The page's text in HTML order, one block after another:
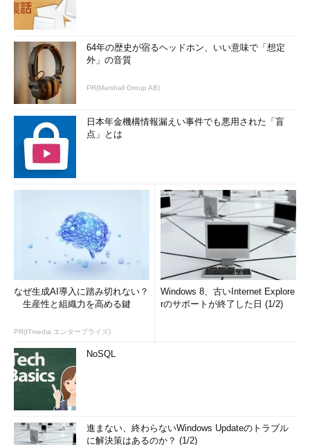
64年の歴史が宿るヘッドホン、いい意味で「想定
外」の音質
PR(Marshall Group AB)
日本年金機構情報漏えい事件でも悪用された「盲
点」とは
なぜ生成AI導入に踏み切れない？
生産性と組織力を高める鍵
PR(ITmedia エンタープライズ)
Windows 8、古いInternet Explore
rのサポートが終了した日 (1/2)
NoSQL
進まない、終わらないWindows Updateのトラブル
に解決策はあるのか？ (1/2)